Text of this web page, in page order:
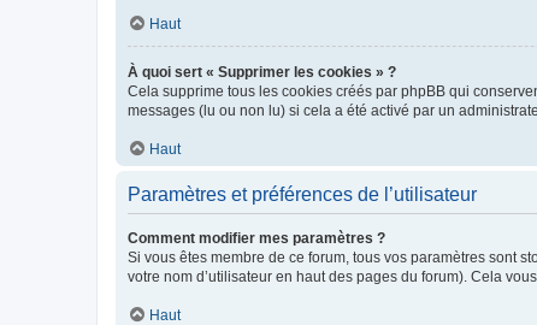
Haut
À quoi sert « Supprimer les cookies » ?
Cela supprime tous les cookies créés par phpBB qui
messages (lu ou non lu) si cela a été activé par un
Haut
Paramètres et préférences de l’utilisateur
Comment modifier mes paramètres ?
Si vous êtes membre de ce forum, tous vos paramètres sont
votre nom d’utilisateur en haut des pages du forum). Cela
Haut